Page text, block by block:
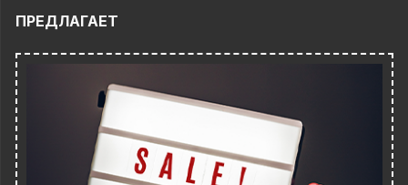
ПРЕДЛАГАЕТ